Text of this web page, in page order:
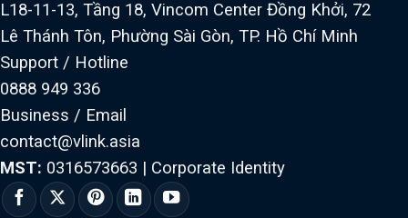
L18-11-13, Tầng 18, Vincom Center Đồng Khởi, 72
Lê Thánh Tôn, Phường Sài Gòn, TP. Hồ Chí Minh
Support / Hotline
0888 949 336
Business / Email
contact@vlink.asia
MST: 0316573663 | Corporate Identity